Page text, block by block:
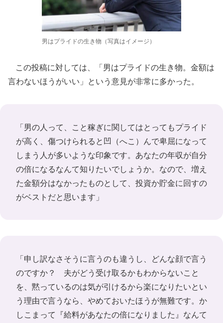
男はプライドの生き物（写真はイメージ）
この投稿に対しては、「男はプライドの生き物。金額は
言わないほうがいい」という意見が非常に多かった。
「男の人って、こと稼ぎに関してはとってもプライド
が高く、傷つけられると凹（へこ）んで卑屈になって
しまう人が多いような印象です。あなたの年収が自分
の倍になるなんて知りたいでしょうか。なので、増え
た金額分はなかったものとして、投資か貯金に回すの
がベストだと思います」
「申し訳なさそうに言うのも違うし、どんな顔で言う
のですか？ 夫がどう受け取るかもわからないこと
を、黙っているのは気が引けるから楽になりたいとい
う理由で言うなら、やめておいたほうが無難です。か
しこまって『給料があなたの倍になりました』なんて